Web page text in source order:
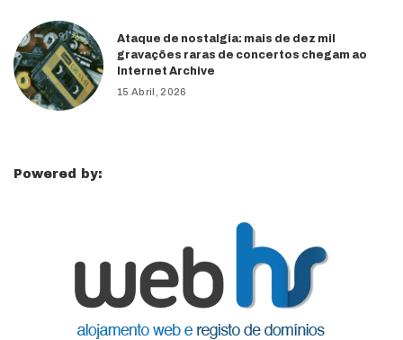
Ataque de nostalgia: mais de dez mil
gravações raras de concertos chegam ao
Internet Archive
15 Abril, 2026
Powered by: